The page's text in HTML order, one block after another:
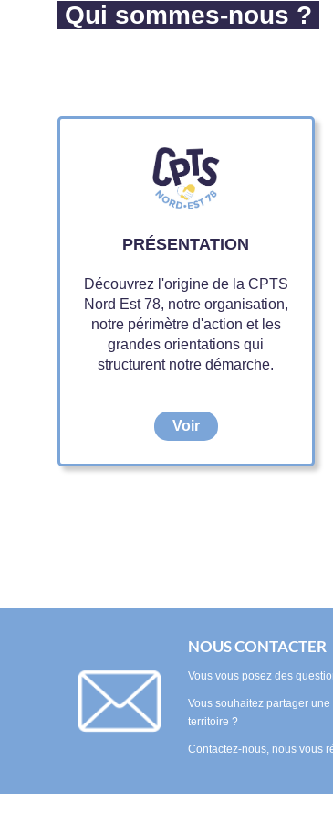
Qui sommes-nous ?
PRÉSENTATION
Découvrez l'origine de la CPTS
Nord Est 78, notre organisation,
notre périmètre d'action et les
grandes orientations qui
structurent notre démarche.
Voir
NOUS CONTACTER
Vous vous posez des
Vous souhaitez partager
territoire ?
Contactez-nous, nous vous